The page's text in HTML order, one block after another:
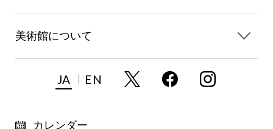
JA EN
美術館について
カレンダー